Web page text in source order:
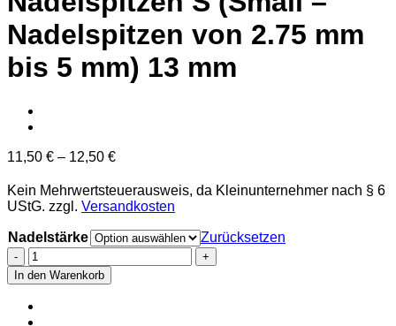
Nadelspitzen von 2.75 mm
bis 5 mm) 13 mm
11,50 € – 12,50 €
Kein Mehrwertsteuerausweis, da Kleinunternehmer nach § 6
UStG. zzgl. Versandkosten
Nadelstärke
Zurücksetzen
Chiaogoo
Twist
Nadelspitzen
S
(Small
In den Warenkorb